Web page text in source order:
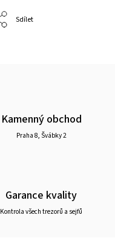
Sdílet
Kamenný obchod
Praha 8, Švábky 2
Garance kvality
Kontrola všech trezorů a sejfů